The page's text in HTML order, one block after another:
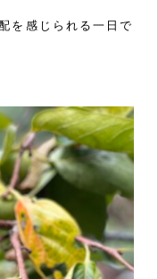
を感じられる一日で